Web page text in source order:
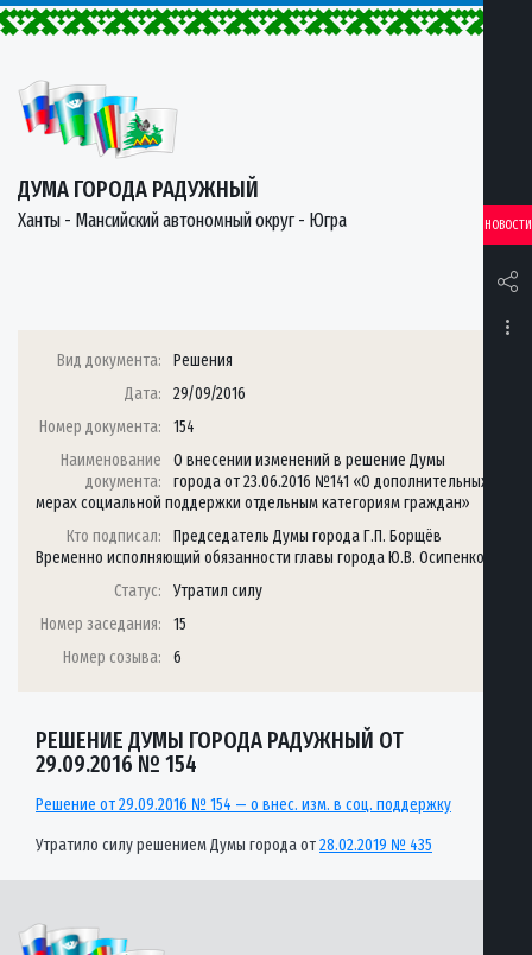
ДУМА ГОРОДА РАДУЖНЫЙ
Ханты - Мансийский автономный округ - Югра НОВОСТИ
Вид документа:
Решения
Дата:
29/09/2016
Номер документа:
154
Наименование
документа:
О внесении изменений в решение Думы
города от 23.06.2016 №141 «О дополнительных
мерах социальной поддержки отдельным категориям граждан»
Кто подписал:
Председатель Думы города Г.П. Борщёв
Временно исполняющий обязанности главы города Ю.В. Осипенко
Статус:
Утратил силу
Номер заседания:
15
Номер созыва:
6
РЕШЕНИЕ ДУМЫ ГОРОДА РАДУЖНЫЙ ОТ
29.09.2016 № 154
Решение от 29.09.2016 № 154 — о внес. изм. в соц. поддержку
Утратило силу решением Думы города от28.02.2019 № 435